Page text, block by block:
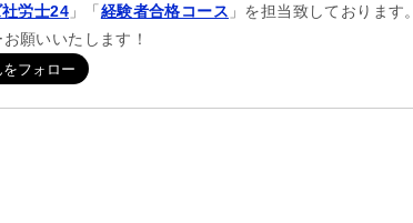
労士24 」「経験者合格コース 」を担当致しております。
願いいたします！